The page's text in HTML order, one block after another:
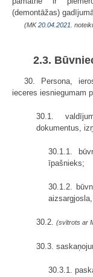
(demontāžas)
(MK20.04.2021.
2.3.
30. Persona,
ieceres iesniegumam
30.1.
dokumentus,
30.1.1.
īpašnieks;
30.1.2.
30.2. (svītrots ar
30.3.
30.3.1.